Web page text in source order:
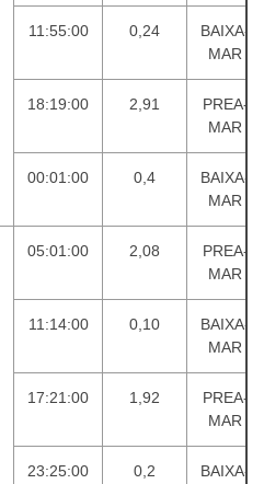
11:55:00 0,24
BAIXA-
MAR
18:19:00 2,91
PREA-
MAR
00:01:00 0,4
BAIXA-
MAR
05:01:00 2,08
PREA-
MAR
11:14:00 0,10
BAIXA-
MAR
17:21:00 1,92
PREA-
MAR
23:25:00 0,2
BAIXA-